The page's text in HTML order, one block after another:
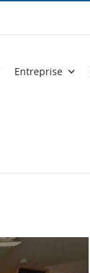
Entreprise